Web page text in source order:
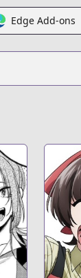
Edge Add-ons